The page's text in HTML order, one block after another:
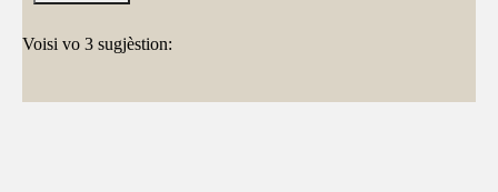
Voisi vo 3 sugjèstion: